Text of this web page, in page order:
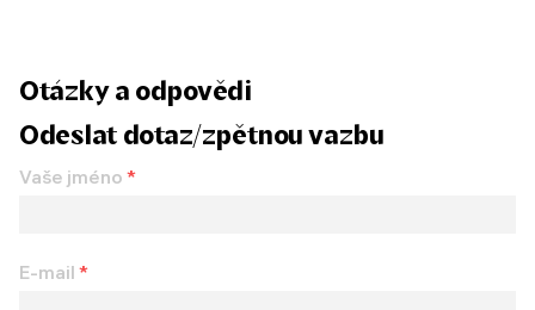
Otázky a odpovědi
Odeslat dotaz/zpětnou vazbu
Vaše jméno *
E-mail *